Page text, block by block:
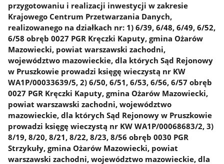
przygotowaniu i realizacji inwestycji w zakresie
Krajowego Centrum Przetwarzania Danych,
realizowanego na działkach nr: 1) 6/39, 6/48, 6/49, 6/52,
6/58 obręb 0027 PGR Kręczki Kaputy, gmina Ożarów
Mazowiecki, powiat warszawski zachodni,
województwo mazowieckie, dla których Sąd Rejonowy
w Pruszkowie prowadzi księgę wieczystą nr KW
WA1P/00033639/5, 2) 6/50, 6/51, 6/53, 6/56, 6/57 obręb
0027 PGR Kręczki Kaputy, gmina Ożarów Mazowiecki,
powiat warszawski zachodni, województwo
mazowieckie, dla których Sąd Rejonowy w Pruszkowie
prowadzi księgę wieczystą nr KW WA1P/00068683/2, 3)
8/19, 8/20, 8/21, 8/22, 8/23, 8/56 obręb 0030 PGR
Strzykuły, gmina Ożarów Mazowiecki, powiat
warszawski zachodni, województwo mazowieckie, dla